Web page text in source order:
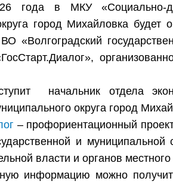
года в МКУ «Социально-
город Михайловка будет
начальник отдела
округа город
– профориентационный
и
власти и органов
информацию можно